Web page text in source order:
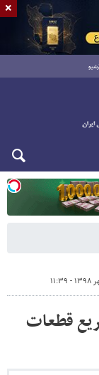
قطعات
×